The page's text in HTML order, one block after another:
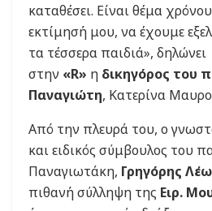
καταθέσει. Είναι θέμα
εκτίμησή μου, να έχουμε
τα τέσσερα παιδιά», δηλώνει
στην «R» η δικηγόρος του
Παναγιώτη, Κατερίνα
Από την πλευρά του, ο
και ειδικός σύμβουλος του
Παναγιωτάκη, Γρηγόρης
πιθανή σύλληψη της Ειρ.